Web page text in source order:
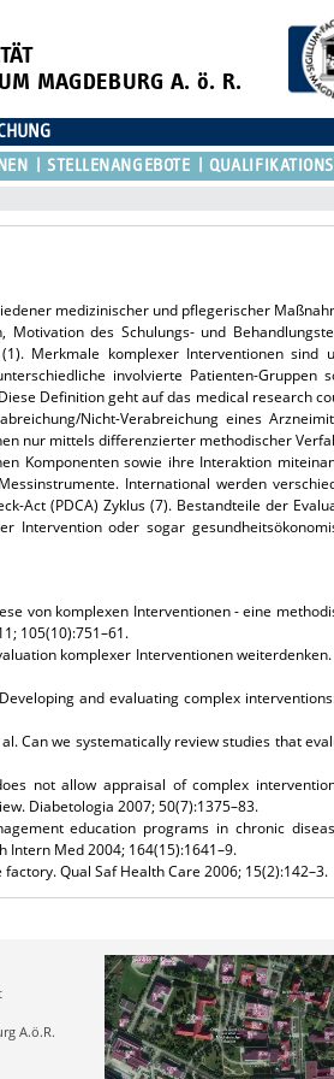
MAGDEBURG A. ö. R.
STELLENANGEBOTE
medizinischer und pflegerischer
Motivation des Schulungs- und
Merkmale komplexer Interventionen sind
involvierte Patienten-Gruppen
Definition geht auf das medical research
Nicht-Verabreichung eines
nur mittels differenzierter methodischer
Komponenten sowie ihre Interaktion
International werden
Act (PDCA) Zyklus (7). Bestandteile der
Intervention oder sogar
von komplexen Interventionen - eine
105(10):751–61.
komplexer Interventionen weiterdenken.
and evaluating complex
Can we systematically review studies that
not allow appraisal of complex
Diabetologia 2007; 50(7):1375–83.
education programs in chronic
Med 2004; 164(15):1641–9.
Qual Saf Health Care 2006; 15(2):142–3.
A.ö.R.